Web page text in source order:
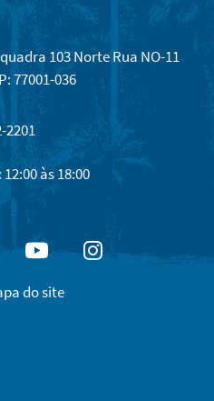
103 Norte Rua NO-11
77001-036
2201
às 18:00
YoutubeInstagram
do site